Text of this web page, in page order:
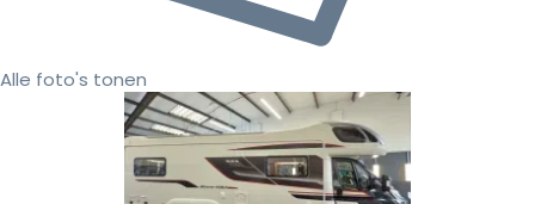
Alle foto's tonen